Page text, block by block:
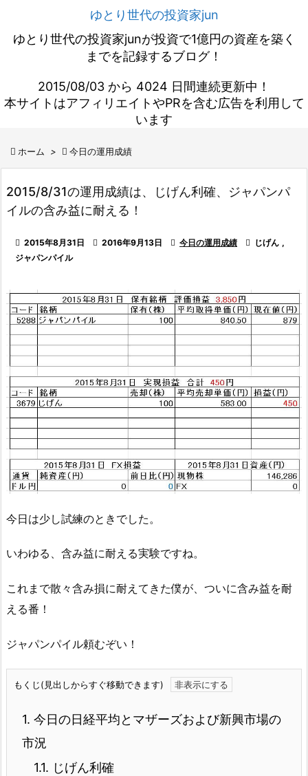
ゆとり世代の投資家jun
ゆとり世代の投資家junが投資で1億円の資産を築く
までを記録するブログ！
2015/08/03 から 4024 日間連続更新中！
本サイトはアフィリエイトやPRを含む広告を利用して
います
 ホーム >  今日の運用成績
2015/8/31の運用成績は、じげん利確、ジャパンパ
イルの含み益に耐える！
 2015年8月31日  2016年9月13日  今日の運用成績  じげん ,
ジャパンパイル
今日は少し試練のときでした。
いわゆる、含み益に耐える実験ですね。
これまで散々含み損に耐えてきた僕が、ついに含み益を耐
える番！
ジャパンパイル頼むぞい！
もくじ(見出しからすぐ移動できます)
1. 今日の日経平均とマザーズおよび新興市場の
市況
1.1. じげん利確